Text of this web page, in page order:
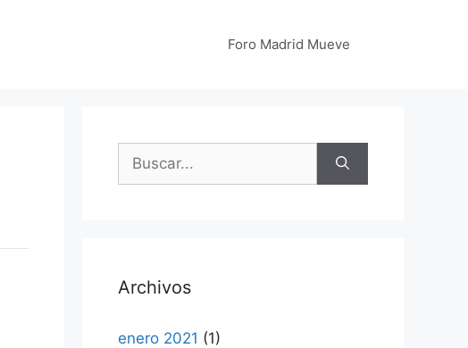
Foro Madrid Mueve
Buscar:
Archivos
enero 2021 (1)